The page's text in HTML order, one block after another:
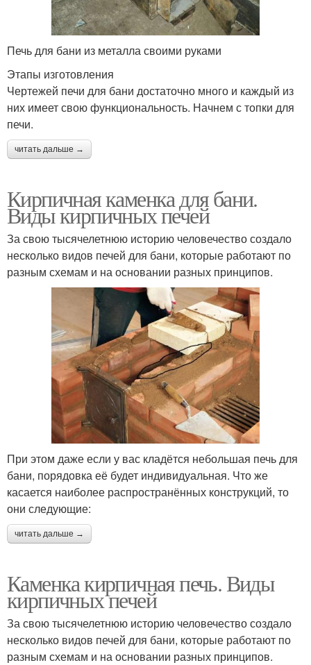
Печь для бани из металла своими руками
Этапы изготовления
Чертежей печи для бани достаточно много и каждый из
них имеет свою функциональность. Начнем с топки для
печи.
читать дальше →
Кирпичная каменка для бани.
Виды кирпичных печей
За свою тысячелетнюю историю человечество создало
несколько видов печей для бани, которые работают по
разным схемам и на основании разных принципов.
При этом даже если у вас кладётся небольшая печь для
бани, порядовка её будет индивидуальная. Что же
касается наиболее распространённых конструкций, то
они следующие:
читать дальше →
Каменка кирпичная печь. Виды
кирпичных печей
За свою тысячелетнюю историю человечество создало
несколько видов печей для бани, которые работают по
разным схемам и на основании разных принципов.